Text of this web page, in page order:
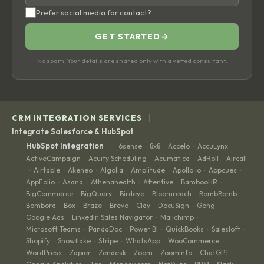
Prefer social media for contact?
GET STARTED →
No spam. Your details are shared only with a vetted consultant.
CRM INTEGRATION SERVICES |
Integrate Salesforce & HubSpot
HubSpot Integration
| 6sense · 8x8 · Accelo · AccuLynx ·
ActiveCampaign · Acuity Scheduling · Acumatica · AdRoll · Aircall
· Airtable · Akeneo · Algolia · Amplitude · Apollo.io · Appcues ·
AppFolio · Asana · Athenahealth · Attentive · BambooHR ·
BigCommerce · BigQuery · Birdeye · Bloomreach · BombBomb ·
Bombora · Box · Braze · Brevo · Clay · DocuSign · Gong ·
Google Ads · LinkedIn Sales Navigator · Mailchimp ·
Microsoft Teams · PandaDoc · Power BI · QuickBooks · Salesloft ·
Shopify · Snowflake · Stripe · WhatsApp · WooCommerce ·
WordPress · Zapier · Zendesk · Zoom · ZoomInfo · ChatGPT ·